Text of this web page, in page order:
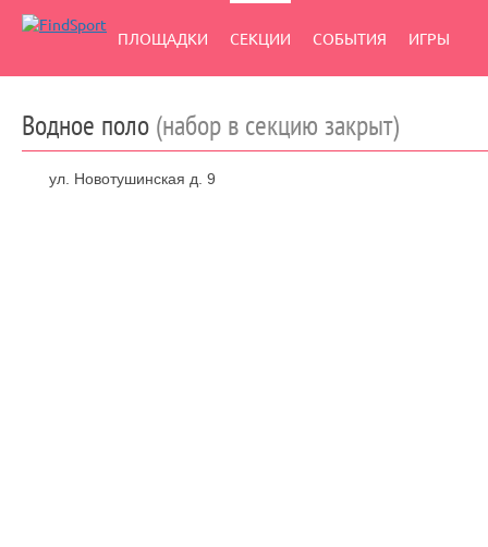
ПЛОЩАДКИ СЕКЦИИ СОБЫТИЯ ИГРЫ
Водное поло (набор в секцию закрыт)
ул. Новотушинская д. 9